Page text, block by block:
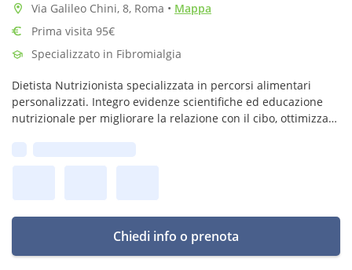
Via Galileo Chini, 8, Roma • Mappa
Prima visita 95€
Specializzato in Fibromialgia
Dietista Nutrizionista specializzata in percorsi alimentari
personalizzati. Integro evidenze scientifiche ed educazione
nutrizionale per migliorare la relazione con il cibo, ottimizzare
Chiedi info o prenota